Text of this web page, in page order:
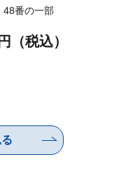
48番の一部
（税込）